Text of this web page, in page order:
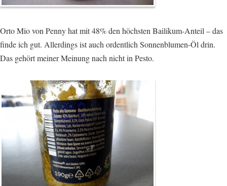
Orto Mio von Penny hat mit 48% den höchsten Bailikum-Anteil – das
finde ich gut. Allerdings ist auch ordentlich Sonnenblumen-Öl drin.
Das gehört meiner Meinung nach nicht in Pesto.